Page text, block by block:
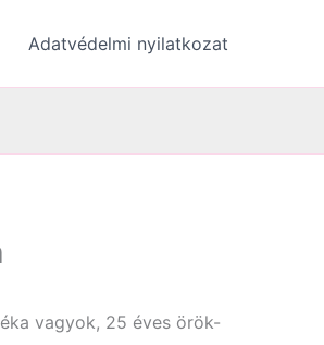
Adatvédelmi nyilatkozat
vagyok, 25 éves örök-